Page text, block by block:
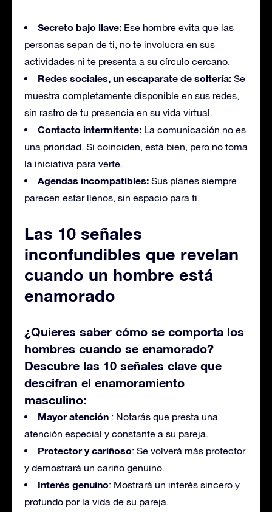
Secreto bajo llave: Ese hombre evita que las
personas sepan de ti, no te involucra en sus
actividades ni te presenta a su círculo cercano.
Redes sociales, un escaparate de soltería: Se
muestra completamente disponible en sus redes,
sin rastro de tu presencia en su vida virtual.
Contacto intermitente: La comunicación no es
una prioridad. Si coinciden, está bien, pero no toma
la iniciativa para verte.
Agendas incompatibles: Sus planes siempre
parecen estar llenos, sin espacio para ti.
Las 10 señales
inconfundibles que revelan
cuando un hombre está
enamorado
¿Quieres saber cómo se comporta los
hombres cuando se enamorado?
Descubre las 10 señales clave que
descifran el enamoramiento
masculino:
Mayor atención : Notarás que presta una
atención especial y constante a su pareja.
Protector y cariñoso: Se volverá más protector
y demostrará un cariño genuino.
Interés genuino: Mostrará un interés sincero y
profundo por la vida de su pareja.